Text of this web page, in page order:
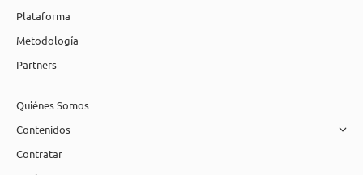
Plataforma
Metodología
Partners
Quiénes Somos
Contenidos
Contratar